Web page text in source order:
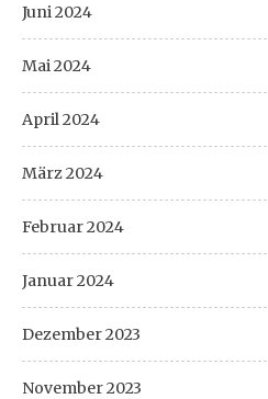
Juni 2024
Mai 2024
April 2024
März 2024
Februar 2024
Januar 2024
Dezember 2023
November 2023